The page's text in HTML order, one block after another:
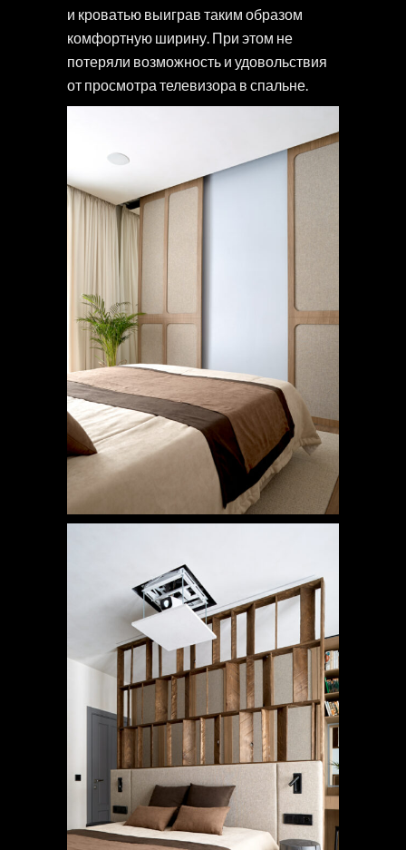
и кроватью выиграв таким образом
комфортную ширину. При этом не
потеряли возможность и удовольствия
от просмотра телевизора в спальне.